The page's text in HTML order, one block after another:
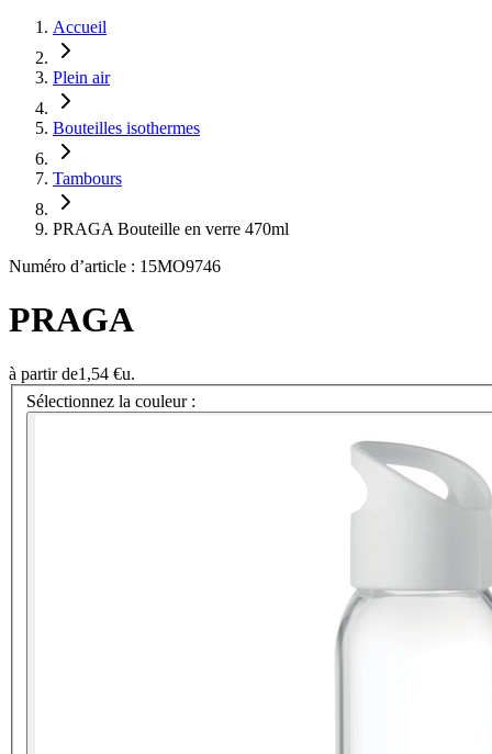
Accueil
Plein air
Bouteilles isothermes
Tambours
PRAGA Bouteille en verre 470ml
Numéro d’article : 15MO9746
PRAGA
à partir de1,54 €u.
Sélectionnez la couleur :